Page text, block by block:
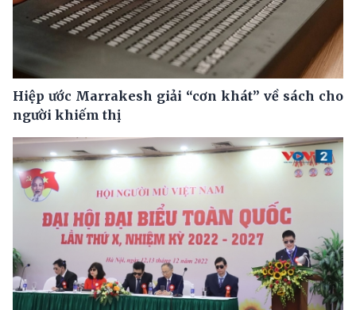
Hiệp ước Marrakesh giải “cơn khát” về sách cho
người khiếm thị